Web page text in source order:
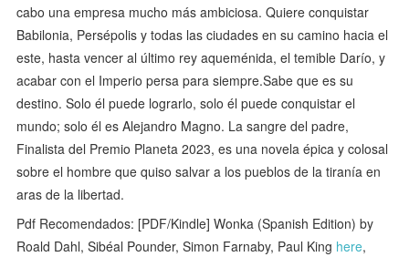
cabo una empresa mucho más ambiciosa. Quiere conquistar
Babilonia, Persépolis y todas las ciudades en su camino hacia el
este, hasta vencer al último rey aqueménida, el temible Darío, y
acabar con el Imperio persa para siempre.Sabe que es su
destino. Solo él puede lograrlo, solo él puede conquistar el
mundo; solo él es Alejandro Magno. La sangre del padre,
Finalista del Premio Planeta 2023, es una novela épica y colosal
sobre el hombre que quiso salvar a los pueblos de la tiranía en
aras de la libertad.
Pdf Recomendados: [PDF/Kindle] Wonka (Spanish Edition) by
Roald Dahl, Sibéal Pounder, Simon Farnaby, Paul King here,